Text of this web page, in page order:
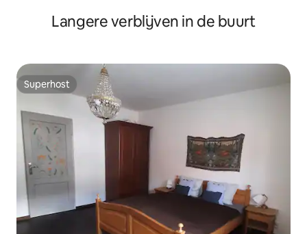
Langere verblijven in de buurt
Superhost
Superhost